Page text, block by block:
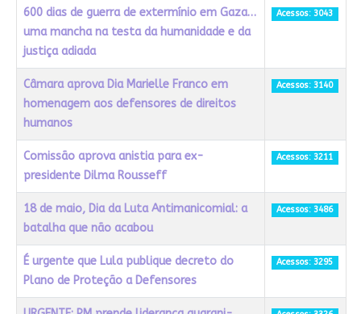
600 dias de guerra de extermínio em Gaza…
uma mancha na testa da humanidade e da
justiça adiada
Acessos: 3043
Câmara aprova Dia Marielle Franco em
homenagem aos defensores de direitos
humanos
Acessos: 3140
Comissão aprova anistia para ex-
presidente Dilma Rousseff
Acessos: 3211
18 de maio, Dia da Luta Antimanicomial: a
batalha que não acabou
Acessos: 3486
É urgente que Lula publique decreto do
Plano de Proteção a Defensores
Acessos: 3295